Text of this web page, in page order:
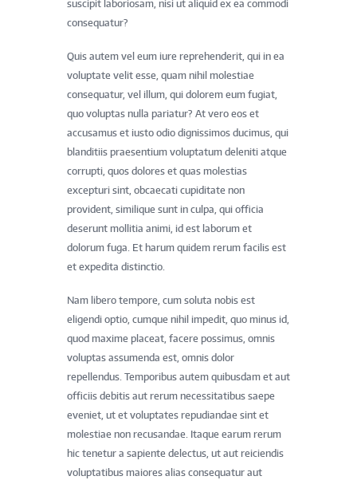
suscipit laboriosam, nisi ut aliquid ex ea commodi
consequatur?
Quis autem vel eum iure reprehenderit, qui in ea
voluptate velit esse, quam nihil molestiae
consequatur, vel illum, qui dolorem eum fugiat,
quo voluptas nulla pariatur? At vero eos et
accusamus et iusto odio dignissimos ducimus, qui
blanditiis praesentium voluptatum deleniti atque
corrupti, quos dolores et quas molestias
excepturi sint, obcaecati cupiditate non
provident, similique sunt in culpa, qui officia
deserunt mollitia animi, id est laborum et
dolorum fuga. Et harum quidem rerum facilis est
et expedita distinctio.
Nam libero tempore, cum soluta nobis est
eligendi optio, cumque nihil impedit, quo minus id,
quod maxime placeat, facere possimus, omnis
voluptas assumenda est, omnis dolor
repellendus. Temporibus autem quibusdam et aut
officiis debitis aut rerum necessitatibus saepe
eveniet, ut et voluptates repudiandae sint et
molestiae non recusandae. Itaque earum rerum
hic tenetur a sapiente delectus, ut aut reiciendis
voluptatibus maiores alias consequatur aut